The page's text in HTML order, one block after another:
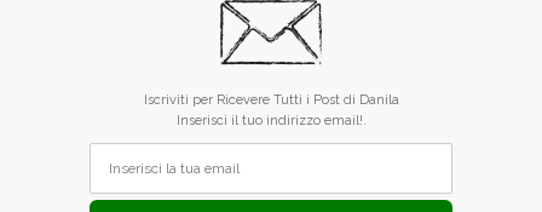
Iscriviti per Ricevere Tutti i Post di Danila
Inserisci il tuo indirizzo email!.